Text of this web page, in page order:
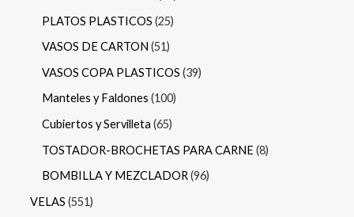
PLATOS PLASTICOS 25
VASOS DE CARTON 51
VASOS COPA PLASTICOS 39
Manteles y Faldones 100
Cubiertos y Servilleta 65
TOSTADOR-BROCHETAS PARA CARNE 8
BOMBILLA Y MEZCLADOR 96
VELAS 551